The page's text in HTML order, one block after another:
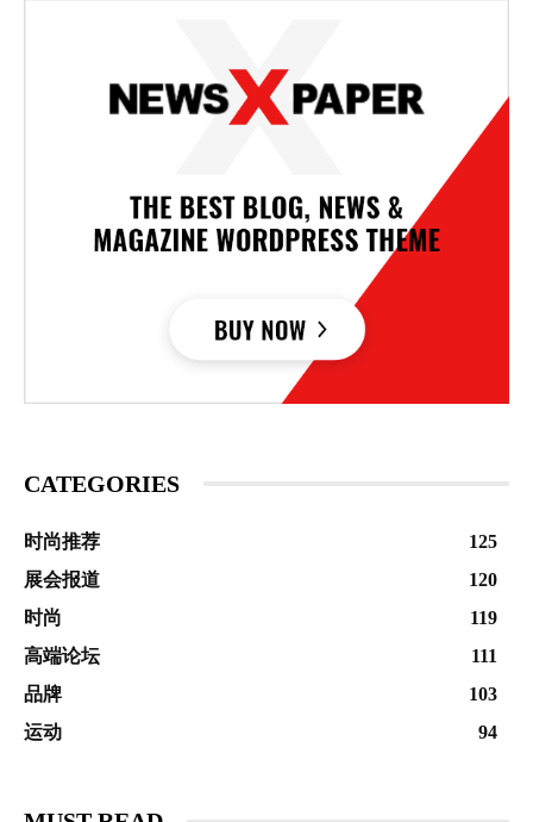
CATEGORIES
时尚推荐
125
展会报道
120
时尚
119
高端论坛
111
品牌
103
运动
94